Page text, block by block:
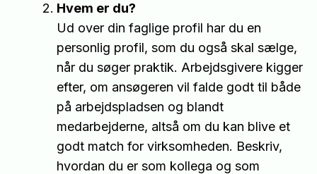
Hvem er du?
Ud over din faglige profil har du en
personlig profil, som du også skal sælge,
når du søger praktik. Arbejdsgivere kigger
efter, om ansøgeren vil falde godt til både
på arbejdspladsen og blandt
medarbejderne, altså om du kan blive et
godt match for virksomheden. Beskriv,
hvordan du er som kollega og som